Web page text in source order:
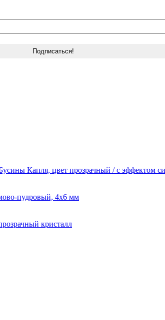
Капля, цвет прозрачный / с эффектом
пудровый, 4х6 мм
кристалл